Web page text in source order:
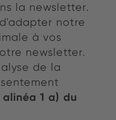
la newsletter.
notre
à vos
newsletter.
de la
1 a) du